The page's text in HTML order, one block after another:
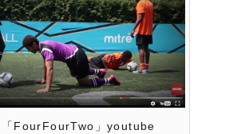
「FourFourTwo」youtube